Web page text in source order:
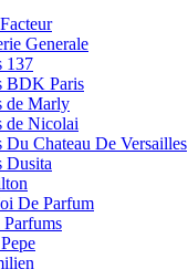
Generale
137
BDK Paris
de Marly
de Nicolai
Du Chateau De Versailles
Dusita
De Parfum
Parfums